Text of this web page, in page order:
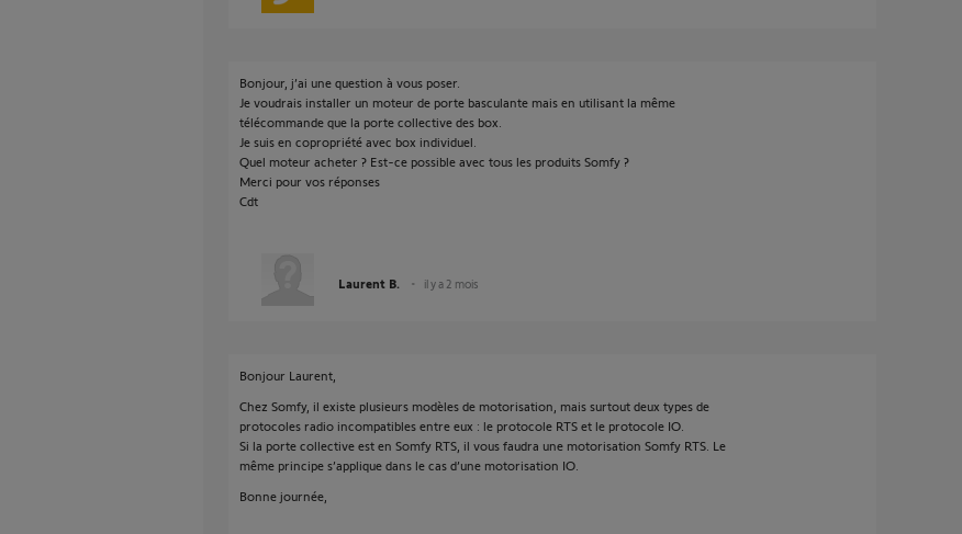
Bonjour, j’ai une question à vous poser.
Je voudrais installer un moteur de porte basculante mais en utilisant la même
télécommande que la porte collective des box.
Je suis en copropriété avec box individuel.
Quel moteur acheter ? Est-ce possible avec tous les produits Somfy ?
Merci pour vos réponses
Cdt
Laurent B. il y a 2 mois
Bonjour Laurent,
Chez Somfy, il existe plusieurs modèles de motorisation, mais surtout deux types de
protocoles radio incompatibles entre eux : le protocole RTS et le protocole IO.
Si la porte collective est en Somfy RTS, il vous faudra une motorisation Somfy RTS. Le
même principe s’applique dans le cas d’une motorisation IO.
Bonne journée,